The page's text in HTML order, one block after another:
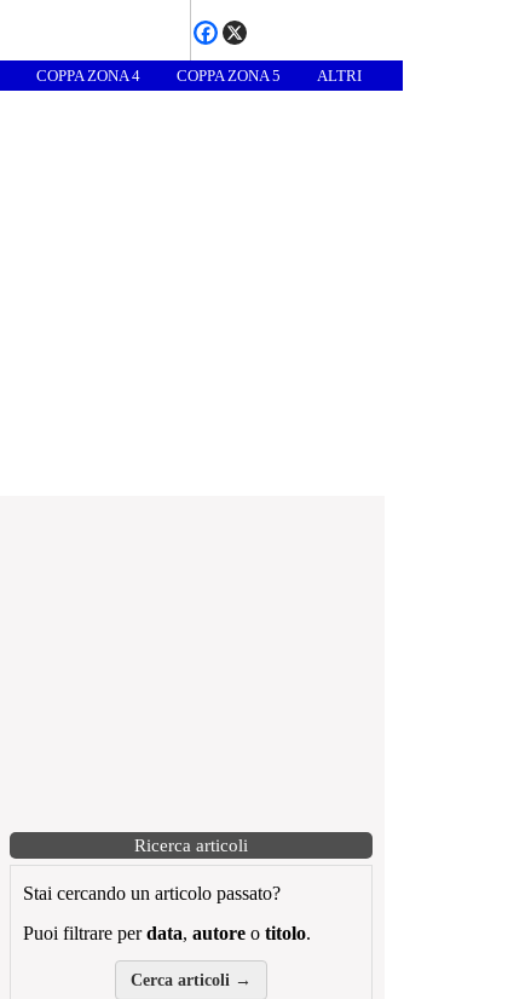
COPPA ZONA 4 COPPA ZONA 5 ALTRI
Ricerca articoli
Stai cercando un articolo passato?
Puoi filtrare perdata, autore o titolo.
Cerca articoli →